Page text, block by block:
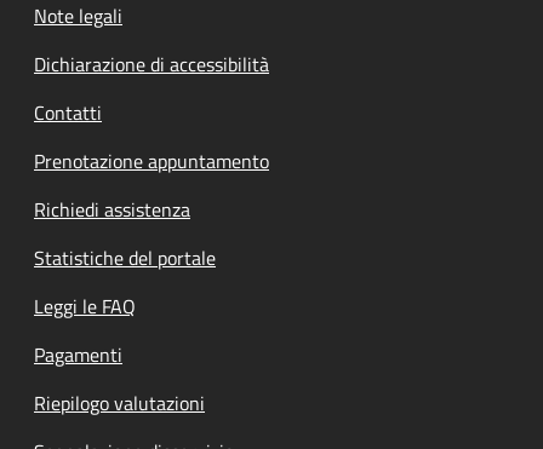
Note legali
Dichiarazione di accessibilità
Contatti
Prenotazione appuntamento
Richiedi assistenza
Statistiche del portale
Leggi le FAQ
Pagamenti
Riepilogo valutazioni